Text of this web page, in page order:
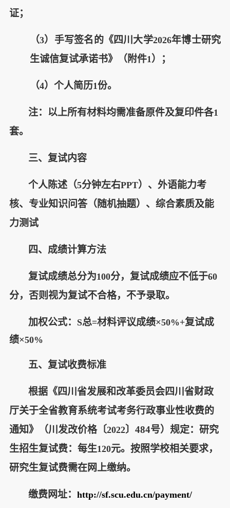
证；
（3）手写签名的《四川大学2026年博士研究
生诚信复试承诺书》（附件1 ）；
（4）个人简历1份。
注：以上所有材料均需准备原件及复印件各1
套。
三、复试内容
个人陈述（5分钟左右PPT）、外语能力考
核、专业知识问答（随机抽题）、综合素质及能
力测试
四、成绩计算方法
复试成绩总分为100分，复试成绩应不低于60
分，否则视为复试不合格，不予录取。
加权公式： S总=材料评议成绩×50%+复试成
绩×50%
五、复试收费标准
根据《四川省发展和改革委员会四川省财政
厅关于全省教育系统考试考务行政事业性收费的
通知》（川发改价格〔2022〕 484号）规定：研究
生招生复试费：每生120元。按照学校相关要求，
研究生复试费需在网上缴纳。
缴费网址： http://sf.scu.edu.cn/payment/